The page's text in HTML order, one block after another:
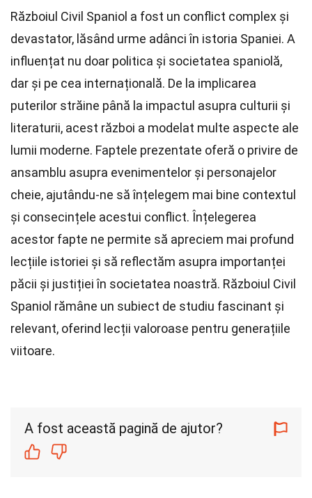
Războiul Civil Spaniol a fost un conflict complex și
devastator, lăsând urme adânci în istoria Spaniei. A
influențat nu doar politica și societatea spaniolă,
dar și pe cea internațională. De la implicarea
puterilor străine până la impactul asupra culturii și
literaturii, acest război a modelat multe aspecte ale
lumii moderne. Faptele prezentate oferă o privire de
ansamblu asupra evenimentelor și personajelor
cheie, ajutându-ne să înțelegem mai bine contextul
și consecințele acestui conflict. Înțelegerea
acestor fapte ne permite să apreciem mai profund
lecțiile istoriei și să reflectăm asupra importanței
păcii și justiției în societatea noastră. Războiul Civil
Spaniol rămâne un subiect de studiu fascinant și
relevant, oferind lecții valoroase pentru generațiile
viitoare.
A fost această pagină de ajutor?